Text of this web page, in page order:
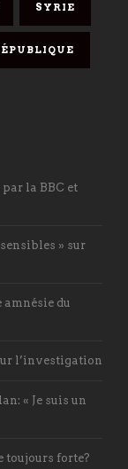
SYRIE
la BBC et
» sur
amnésie du
l’investigation
« Je suis un
toujours forte?